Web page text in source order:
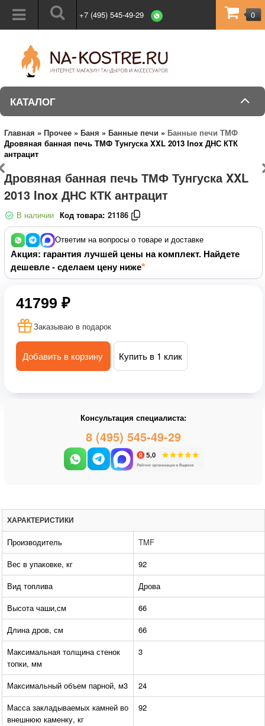
+7 (495) 545-49-29 0
КАТАЛОГ
Главная » Прочее » Баня » Банные печи » Банные печи ТМФ
Дровяная банная печь ТМФ Тунгуска XXL 2013 Inox ДНС КТК
антрацит
Дровяная банная печь ТМФ Тунгуска XXL
2013 Inox ДНС КТК антрацит
В наличии Код товара: 21186
Ответим на вопросы о товаре и доставке
Акция: гарантия лучшей цены на комплект. Найдете
дешевле - сделаем цену ниже
41799 ₽
Заказываю в подарок
Добавить в корзину Купить в 1 клик
Консультация специалиста:
8 (495) 545-49-29
ХАРАКТЕРИСТИКИ
Производитель
TMF
Вес в упаковке, кг
92
Вид топлива
Дрова
Высота чаши,см
66
Длина дров, см
66
Максимальная толщина стенок
топки, мм
3
Максимальный объем парной, м3
24
Масса закладываемых камней во
внешнюю каменку, кг
92